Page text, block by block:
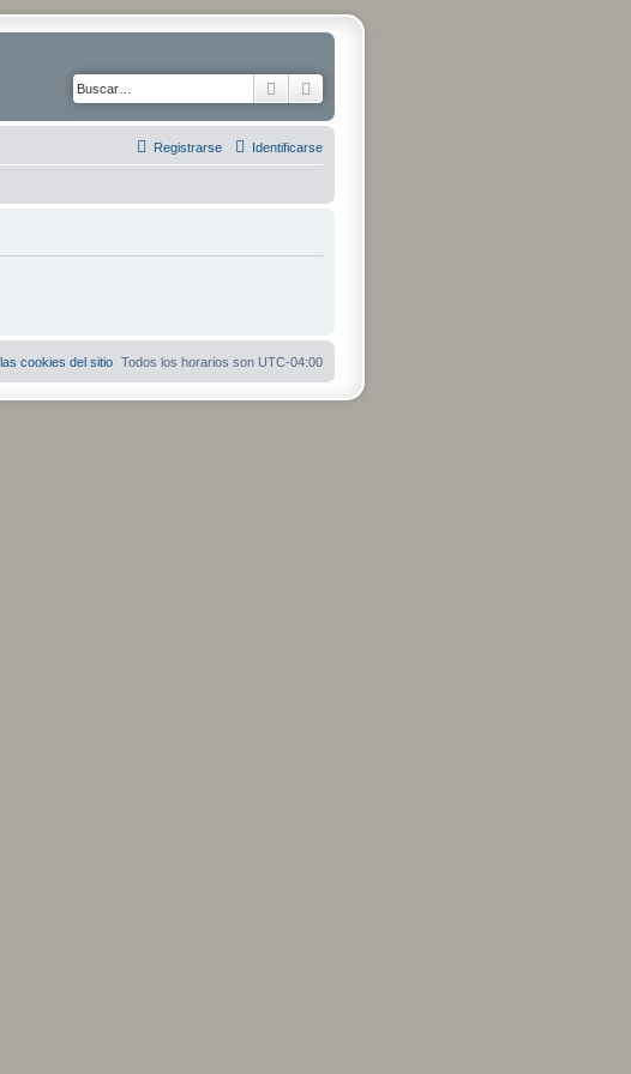
Buscar
Identificarse
Registrarse
Todos los horarios son UTC-04:00
cookies del sitio